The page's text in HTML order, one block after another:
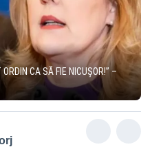
CA SĂ FIE NICUȘOR!” –